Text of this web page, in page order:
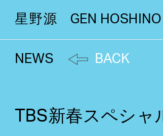
星野源 GEN HOSHINO
NEWS BACK
TBS新春スペシ